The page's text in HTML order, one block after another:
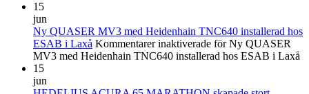
15
jun
Ny QUASER MV3 med Heidenhain TNC640 installerad hos
ESAB i Laxå Kommentarer inaktiverade för Ny QUASER
MV3 med Heidenhain TNC640 installerad hos ESAB i Laxå
15
jun